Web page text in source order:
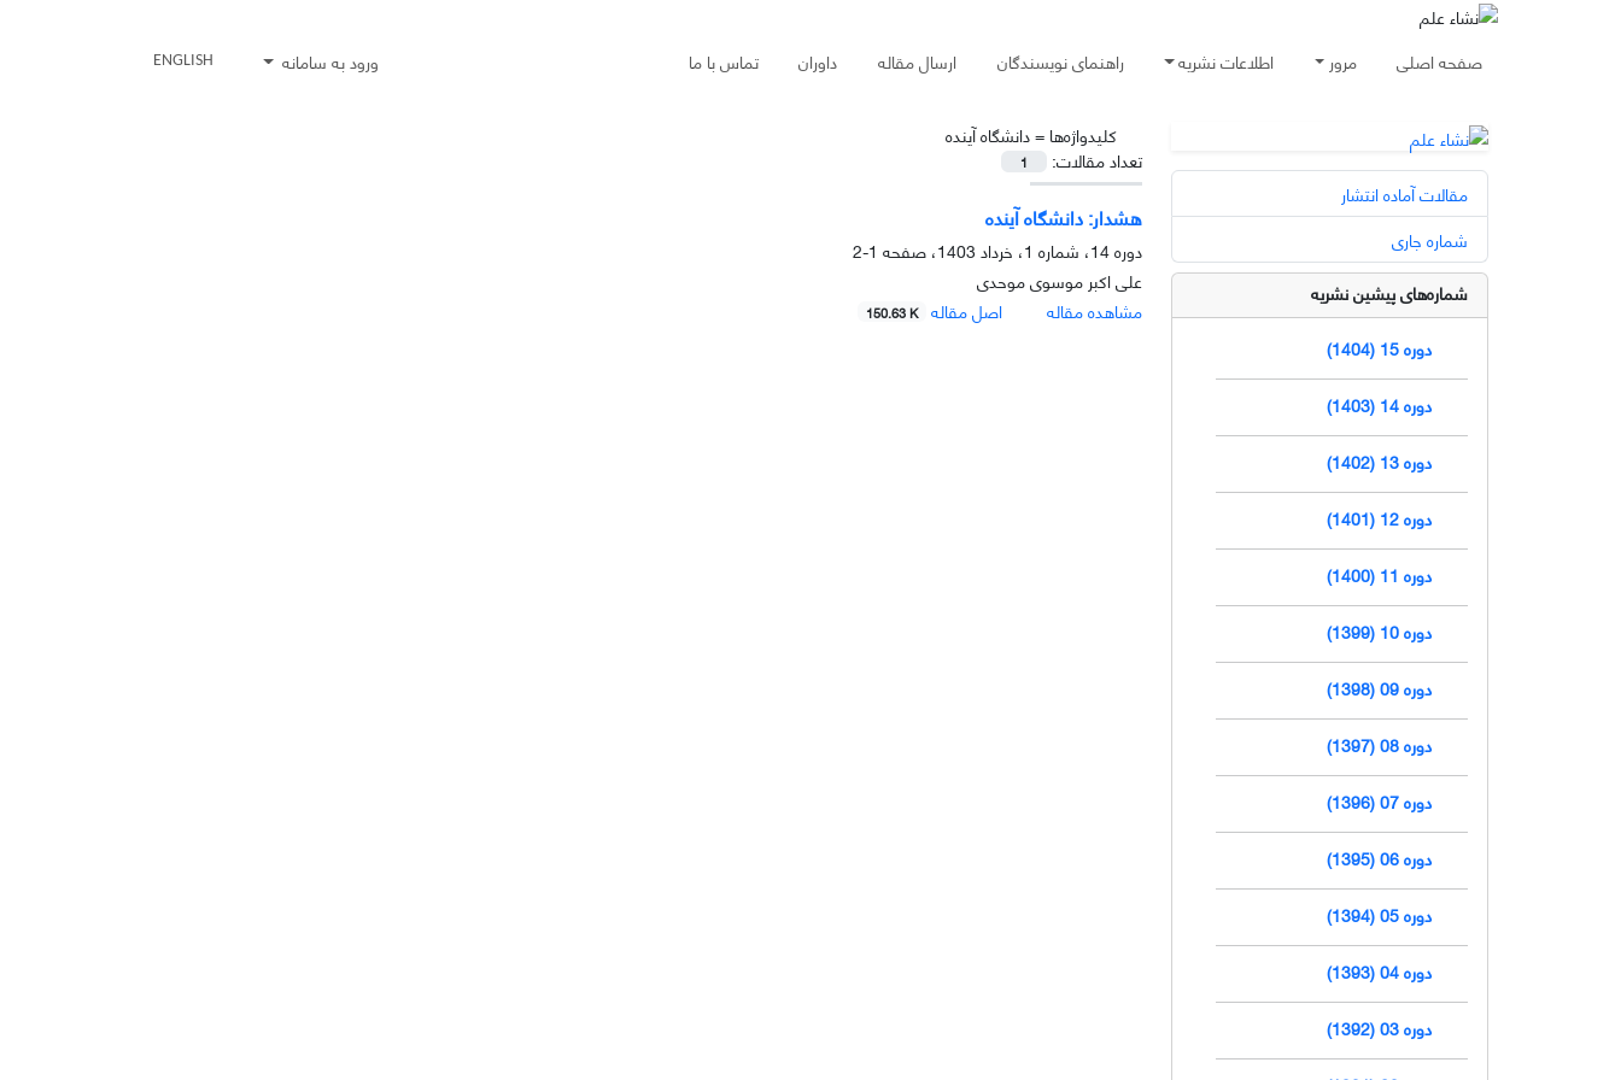
صفحه اصلی مرور اطلاعات نشریه راهنمای نویسندگان ارسال مقاله داوران تماس با ما ورود به سامانه ENGLISH
کلیدواژه‌ها =دانشگاه آینده
تعداد مقالات:
1
هشدار: دانشگاه آینده
دوره 14، شماره 1، خرداد 1403، صفحه
1-2
علی اکبر موسوی موحدی
مشاهده مقاله
اصل مقاله 150.63 K
مقالات آماده انتشار
شماره جاری
شماره‌های پیشین نشریه
دوره 15 (1404)
دوره 14 (1403)
دوره 13 (1402)
دوره 12 (1401)
دوره 11 (1400)
دوره 10 (1399)
دوره 09 (1398)
دوره 08 (1397)
دوره 07 (1396)
دوره 06 (1395)
دوره 05 (1394)
دوره 04 (1393)
دوره 03 (1392)